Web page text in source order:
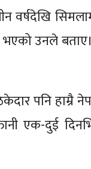
वर्षदेखि
भएको उनले
पनि हाम्रै
एक-दुई